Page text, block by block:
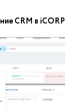
CRM в iCORP